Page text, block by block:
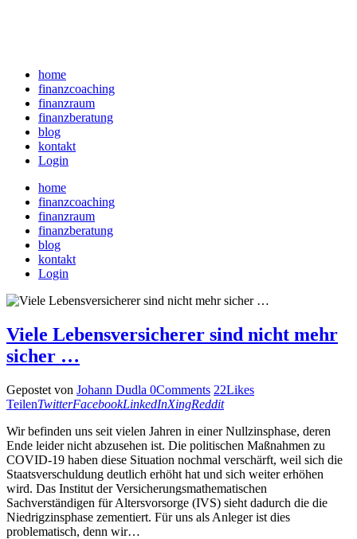
home
finanzcoaching
finanzraum
finanzberatung
blog
kontakt
Login
home
finanzcoaching
finanzraum
finanzberatung
blog
kontakt
Login
Viele Lebensversicherer sind nicht mehr
sicher …
Gepostet von Johann Dudla 0Comments 22Likes
TeilenTwitterFacebookLinkedInXingReddit
Wir befinden uns seit vielen Jahren in einer Nullzinsphase, deren
Ende leider nicht abzusehen ist. Die politischen Maßnahmen zu
COVID-19 haben diese Situation nochmal verschärft, weil sich die
Staatsverschuldung deutlich erhöht hat und sich weiter erhöhen
wird. Das Institut der Versicherungsmathematischen
Sachverständigen für Altersvorsorge (IVS) sieht dadurch die die
Niedrigzinsphase zementiert. Für uns als Anleger ist dies
problematisch, denn wir…